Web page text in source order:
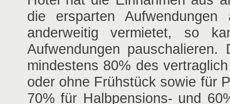
die ersparten
anderweitig vermietet, so
Aufwendungen
mindestens 80% des
oder ohne Frühstück sowie für
70% für Halbpensions- und